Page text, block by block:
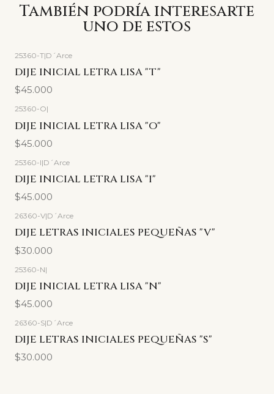
También podría interesarte
uno de estos
25360-T|D´Arce
DIJE INICIAL LETRA LISA "T"
$45.000
25360-O|
DIJE INICIAL LETRA LISA "O"
$45.000
25360-I|D´Arce
DIJE INICIAL LETRA LISA "I"
$45.000
26360-V|D´Arce
DIJE LETRAS INICIALES PEQUEÑAS "V"
$30.000
25360-N|
DIJE INICIAL LETRA LISA "N"
$45.000
26360-S|D´Arce
DIJE LETRAS INICIALES PEQUEÑAS "S"
$30.000